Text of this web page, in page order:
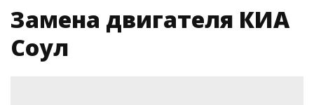
Замена двигателя КИА
Соул